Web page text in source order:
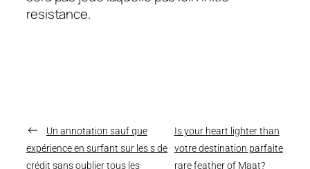
resistance.
←
Un annotation sauf que
expérience en surfant sur les s de
crédit sans oublier tous les
Is your heart lighter than
votre destination parfaite
rare feather of Maat?